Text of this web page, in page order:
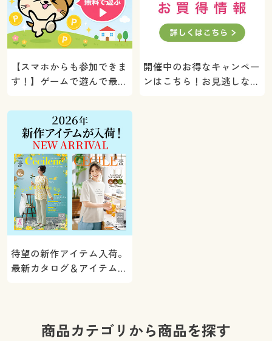
【スマホからも参加できま
す！】ゲームで遊んで最大
ト！
開催中のお得なキャンペー
ンはこちら！お見逃しな
待望の新作アイテム入荷。
最新カタログ＆アイテムを
商品カテゴリから商品を探す